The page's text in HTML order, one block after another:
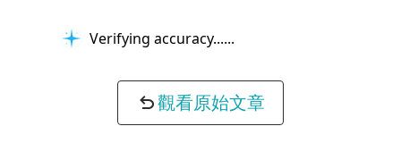
Verifying accuracy...
觀看原始文章